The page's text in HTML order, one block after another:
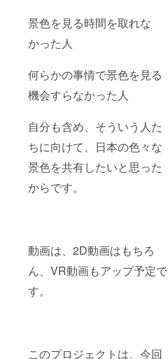
景色を見る時間を取れな
かった人
何らかの事情で景色を見る
機会すらなかった人
自分も含め、そういう人た
ちに向けて、日本の色々な
景色を共有したいと思った
からです。
動画は、2D動画はもちろ
ん、VR動画もアップ予定で
す。
このプロジェクトは、今回